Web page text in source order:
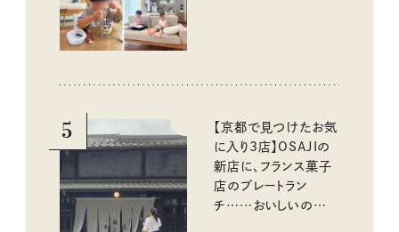
5
【京都で見つけたお気
に入り3店】OSAJIの
新店に、フランス菓子
店のプレートラン
チ……おいしいのんび